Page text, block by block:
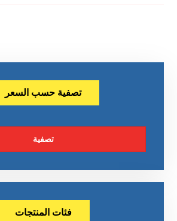
تصفية حسب السعر
تصفية
فئات المنتجات